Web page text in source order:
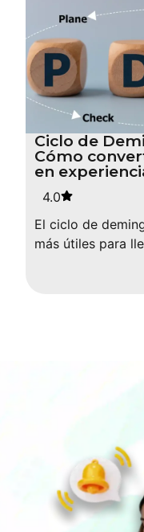
Ciclo de
Cómo
en
4.0
El ciclo de
más útiles para